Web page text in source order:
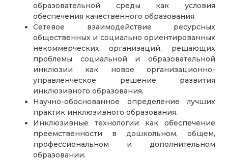
образовательной среды как условия
обеспечения качественного образования
Сетевое взаимодействие ресурсных
общественных и социально ориентированных
некоммерческих организаций, решающих
проблемы социальной и образовательной
инклюзии как новое организационно-
управленческое решение развития
инклюзивного образования.
Научно-обоснованное определение лучших
практик инклюзивного образования.
Инклюзивные технологии как обеспечение
преемственности в дошкольном, общем,
профессиональном и дополнительном
образовании.